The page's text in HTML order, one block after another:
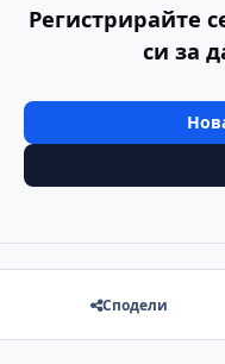
Регистрирайте
си за
Сподели